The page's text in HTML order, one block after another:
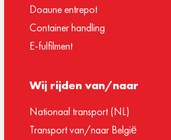
Doaune entrepot
Container handling
E-fulfilment
Wij rijden van/naar
Nationaal transport (NL)
Transport van/naar België